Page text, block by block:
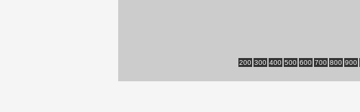
200 300 400 500 600 700 800 900